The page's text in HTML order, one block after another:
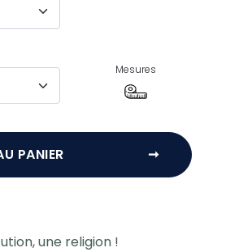
Mesures
PANIER ➞
une religion !